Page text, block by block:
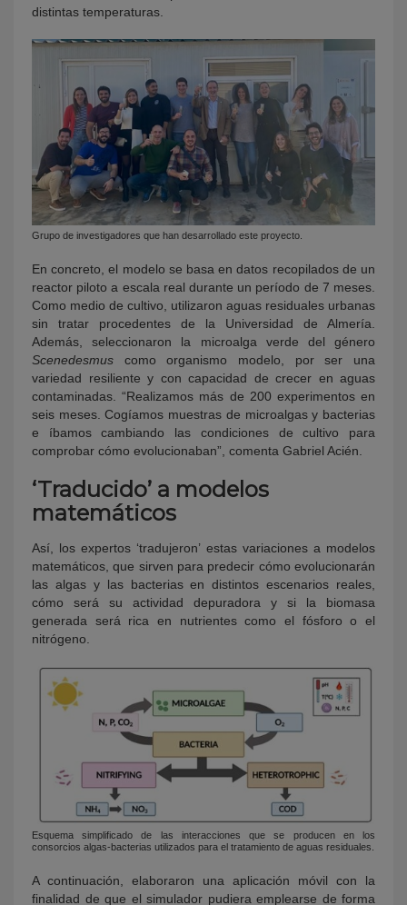
distintas temperaturas.
Grupo de investigadores que han desarrollado este proyecto.
En concreto, el modelo se basa en datos recopilados de un
reactor piloto a escala real durante un período de 7 meses.
Como medio de cultivo, utilizaron aguas residuales urbanas
sin tratar procedentes de la Universidad de Almería.
Además, seleccionaron la microalga verde del género
Scenedesmus como organismo modelo, por ser una
variedad resiliente y con capacidad de crecer en aguas
contaminadas. “Realizamos más de 200 experimentos en
seis meses. Cogíamos muestras de microalgas y bacterias
e íbamos cambiando las condiciones de cultivo para
comprobar cómo evolucionaban”, comenta Gabriel Acién.
‘Traducido’ a modelos
matemáticos
Así, los expertos ‘tradujeron’ estas variaciones a modelos
matemáticos, que sirven para predecir cómo evolucionarán
las algas y las bacterias en distintos escenarios reales,
cómo será su actividad depuradora y si la biomasa
generada será rica en nutrientes como el fósforo o el
nitrógeno.
Esquema simplificado de las interacciones que se producen en los
consorcios algas-bacterias utilizados para el tratamiento de aguas residuales.
A continuación, elaboraron una aplicación móvil con la
finalidad de que el simulador pudiera emplearse de forma